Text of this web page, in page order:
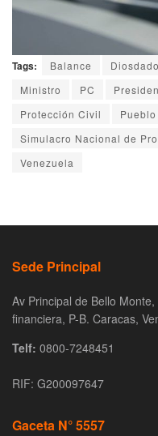
Tags: Balance
Ministro
PC
Protección Civil
Pueblo
Simulacro Nacional de
Venezuela
Sede Principal
Av Principal de Bello
financiera, P-B. Caracas,
Telf: 0800-7248451
RIF: G200097647
Gaceta N° 5557